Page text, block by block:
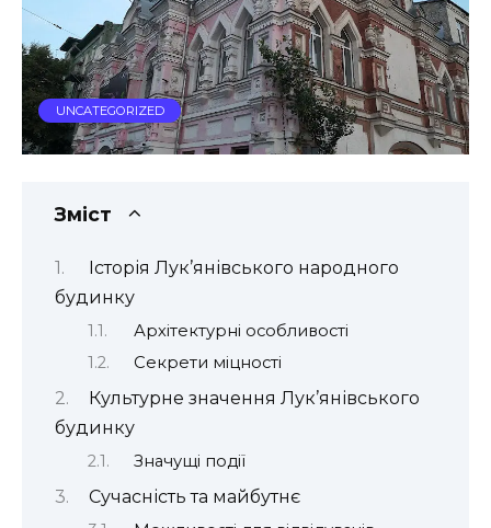
UNCATEGORIZED
Зміст
Історія Лук’янівського народного
будинку
Архітектурні особливості
Секрети міцності
Культурне значення Лук’янівського
будинку
Значущі події
Сучасність та майбутнє